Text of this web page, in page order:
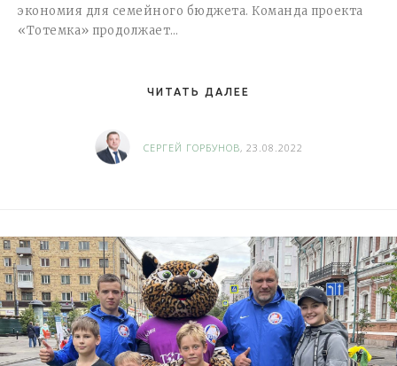
экономия для семейного бюджета. Команда проекта
«Тотемка» продолжает…
ЧИТАТЬ ДАЛЕЕ
СЕРГЕЙ ГОРБУНОВ, 23.08.2022